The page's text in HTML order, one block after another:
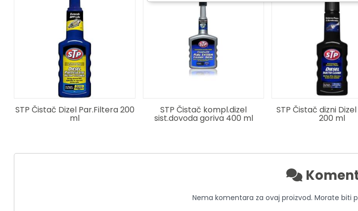
STP Čistač Dizel Par.Filtera 200
ml
STP Čistač kompl.dizel
sist.dovoda goriva 400 ml
STP Čistač dizni
200 ml
Nema komentara za ovaj proizvod. Morate biti